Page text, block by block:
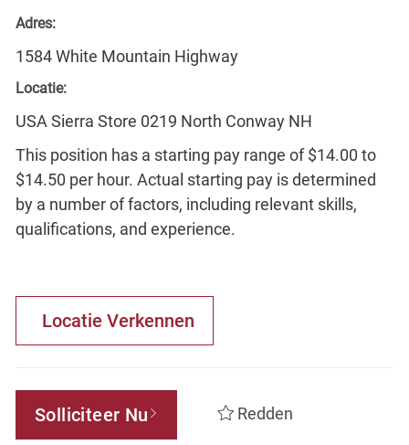
Adres:
1584 White Mountain Highway
Locatie:
USA Sierra Store 0219 North Conway NH
This position has a starting pay range of $14.00 to
$14.50 per hour. Actual starting pay is determined
by a number of factors, including relevant skills,
qualifications, and experience.
Locatie Verkennen
Solliciteer Nu Redden